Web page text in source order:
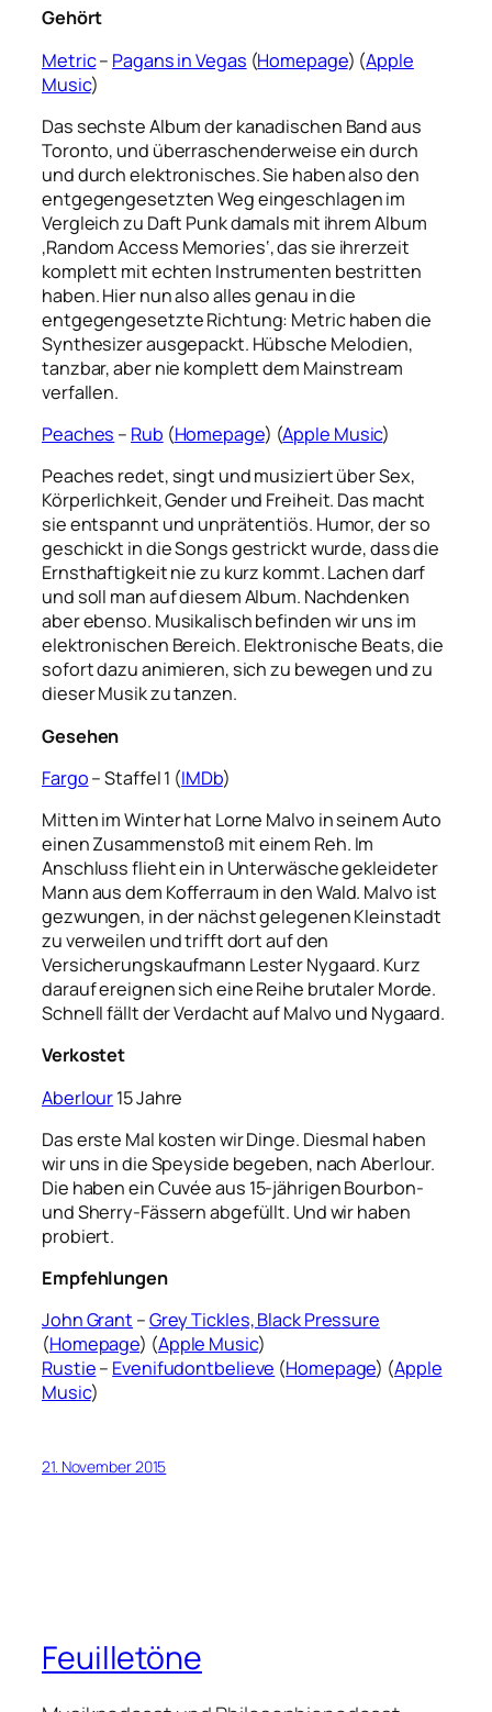
Gehört
Metric– Pagans in Vegas (Homepage) (Apple
Music)
Das sechste Album der kanadischen Band aus
Toronto, und überraschenderweise ein durch
und durch elektronisches. Sie haben also den
entgegengesetzten Weg eingeschlagen im
Vergleich zu Daft Punk damals mit ihrem Album
‚Random Access Memories‘, das sie ihrerzeit
komplett mit echten Instrumenten bestritten
haben. Hier nun also alles genau in die
entgegengesetzte Richtung: Metric haben die
Synthesizer ausgepackt. Hübsche Melodien,
tanzbar, aber nie komplett dem Mainstream
verfallen.
Peaches – Rub (Homepage) (Apple Music)
Peaches redet, singt und musiziert über Sex,
Körperlichkeit, Gender und Freiheit. Das macht
sie entspannt und unprätentiös. Humor, der so
geschickt in die Songs gestrickt wurde, dass die
Ernsthaftigkeit nie zu kurz kommt. Lachen darf
und soll man auf diesem Album. Nachdenken
aber ebenso. Musikalisch befinden wir uns im
elektronischen Bereich. Elektronische Beats, die
sofort dazu animieren, sich zu bewegen und zu
dieser Musik zu tanzen.
Gesehen
Fargo– Staffel 1 (IMDb)
Mitten im Winter hat Lorne Malvo in seinem Auto
einen Zusammenstoß mit einem Reh. Im
Anschluss flieht ein in Unterwäsche gekleideter
Mann aus dem Kofferraum in den Wald. Malvo ist
gezwungen, in der nächst gelegenen Kleinstadt
zu verweilen und trifft dort auf den
Versicherungskaufmann Lester Nygaard. Kurz
darauf ereignen sich eine Reihe brutaler Morde.
Schnell fällt der Verdacht auf Malvo und Nygaard.
Verkostet
Aberlour15 Jahre
Das erste Mal kosten wir Dinge. Diesmal haben
wir uns in die Speyside begeben, nach Aberlour.
Die haben einCuvée aus 15-jährigen Bourbon-
und Sherry-Fässern abgefüllt. Und wir haben
probiert.
Empfehlungen
John Grant –Grey Tickles, Black Pressure
(Homepage) (Apple Music)
Rustie– Evenifudontbelieve (Homepage) (Apple
Music)
21. November 2015
Feuilletöne